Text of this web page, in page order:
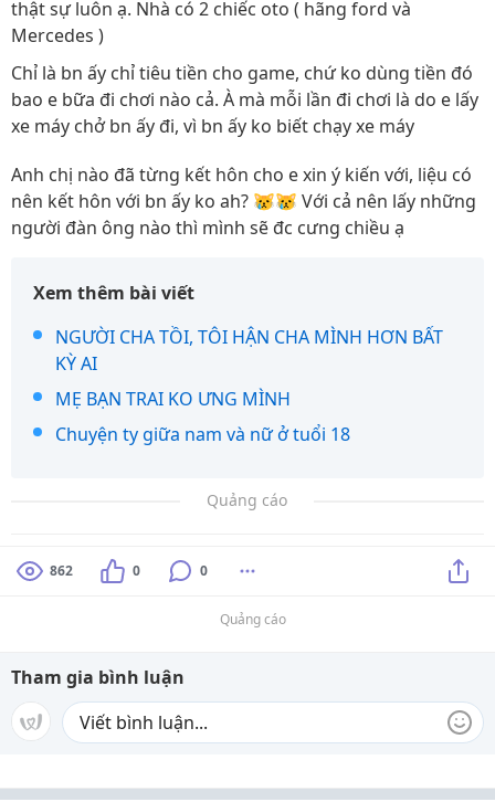
thật sự luôn ạ. Nhà có 2 chiếc oto ( hãng ford và
Mercedes )
Chỉ là bn ấy chỉ tiêu tiền cho game, chứ ko dùng tiền đó
bao e bữa đi chơi nào cả. À mà mỗi lần đi chơi là do e lấy
xe máy chở bn ấy đi, vì bn ấy ko biết chạy xe máy
Anh chị nào đã từng kết hôn cho e xin ý kiến với, liệu có
nên kết hôn với bn ấy ko ah? 😿😿 Với cả nên lấy những
người đàn ông nào thì mình sẽ đc cưng chiều ạ
Xem thêm bài viết
NGƯỜI CHA TỒI, TÔI HẬN CHA MÌNH HƠN BẤT
KỲ AI
MẸ BẠN TRAI KO ƯNG MÌNH
Chuyện ty giữa nam và nữ ở tuổi 18
Quảng cáo
862 0 0
Quảng cáo
Tham gia bình luận